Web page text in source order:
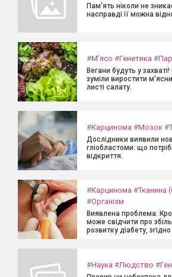
Пам'ять ніколи не
насправді її можна
#М'ясо #Генетика #
Вегани будуть у
зуміли виростити
листі салату.
#Карцинома #Мозок #
Дослідники виявили
гліобластоми: що
відкриття.
#Карцинома #Тканина
#Організм
Виявлена проблема:
може свідчити про
розвитку діабету,
#Наука #Людство #